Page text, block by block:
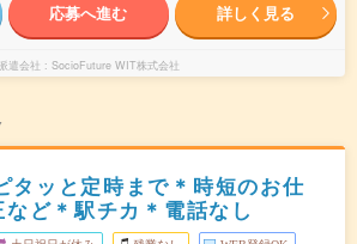
応募へ進む 詳しく見る
遣会社 SocioFuture WIT株式会社
タッと定時まで＊時短のお仕
ど＊駅チカ＊電話なし